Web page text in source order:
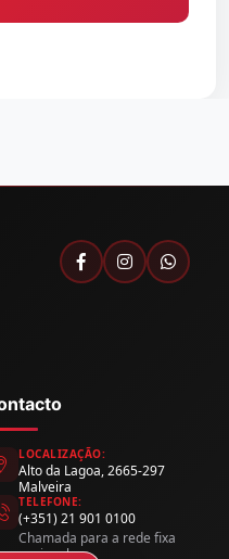
LOCALIZAÇÃO:
Alto da Lagoa, 2665-297
Malveira
TELEFONE:
(+351) 21 901 0100
Chamada para a rede fixa
nacional